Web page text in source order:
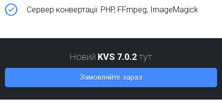
Сервер конвертації: PHP, FFmpeg, ImageMagick
Новий KVS 7.0.2тут
Замовляйте зараз